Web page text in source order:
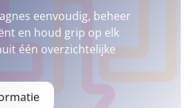
eenvoudig, beheer
en houd grip op elk
één overzichtelijke